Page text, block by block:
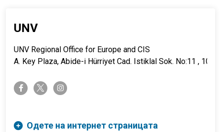
UNV
UNV Regional Office for Europe and CIS
A. Key Plaza, Abide-i Hürriyet Cad. Istiklal Sok. No:11 ,
facebook-ftwitter-x instagram
Одете на интернет страницата